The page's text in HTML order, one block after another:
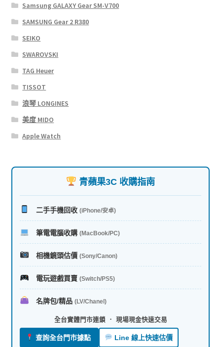
Samsung GALAXY Gear SM-V700
SAMSUNG Gear 2 R380
SEIKO
SWAROVSKI
TAG Heuer
TISSOT
浪琴 LONGINES
美度 MIDO
Apple Watch
青蘋果3C 收購指南
二手手機回收 (iPhone/安卓)
筆電電腦收購 (MacBook/PC)
相機鏡頭估價 (Sony/Canon)
電玩遊戲買賣 (Switch/PS5)
名牌包/精品 (LV/Chanel)
全台實體門市連鎖 ． 現場現金快速交易
查詢全台門市據點 Line 線上快速估價